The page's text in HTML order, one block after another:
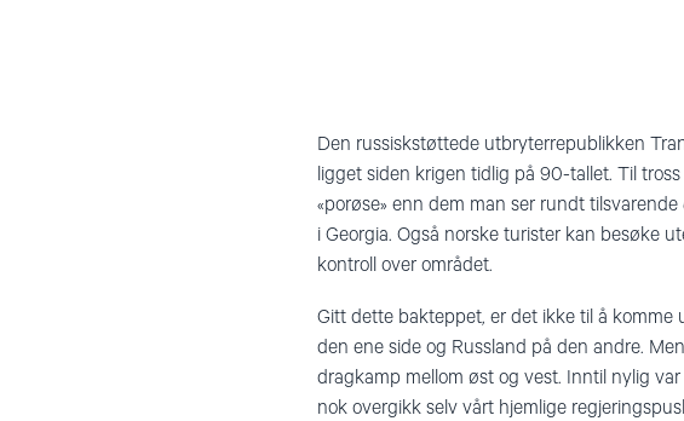
Den russiskstøttede utbryterrepublikken
ligget siden krigen tidlig på 90-tallet. Til
«porøse» enn dem man ser rundt tilsvarende
i Georgia. Også norske turister kan besøke
kontroll over området.
Gitt dette bakteppet, er det ikke til å
den ene side og Russland på den andre.
dragkamp mellom øst og vest. Inntil nylig
nok overgikk selv vårt hjemlige